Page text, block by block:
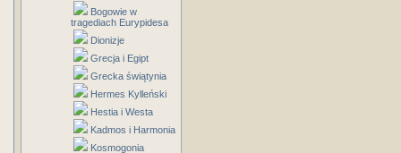
Bogowie w
tragediach Eurypidesa
Dionizje
Grecja i Egipt
Grecka świątynia
Hermes Kylleński
Hestia i Westa
Kadmos i Harmonia
Kosmogonia